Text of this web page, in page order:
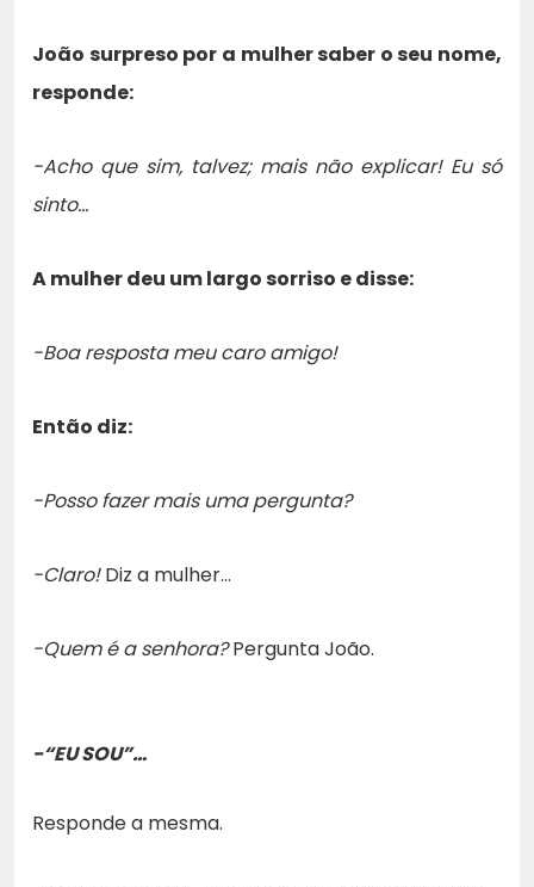
João surpreso por a mulher saber o seu nome,
responde:
-Acho que sim, talvez; mais não explicar! Eu só
sinto…
A mulher deu um largo sorriso e disse:
-Boa resposta meu caro amigo!
Então diz:
-Posso fazer mais uma pergunta?
-Claro!Diz a mulher…
-Quem é a senhora?Pergunta João.
-“EU SOU”…
Responde a mesma.